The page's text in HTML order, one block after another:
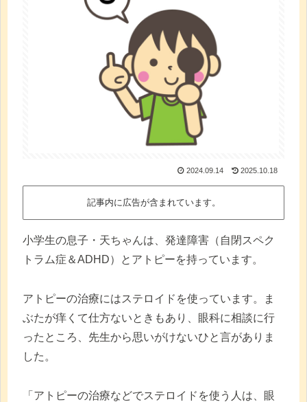
2024.09.14 2025.10.18
記事内に広告が含まれています。
小学生の息子・天ちゃんは、発達障害（自閉スペク
トラム症＆ADHD）とアトピーを持っています。
アトピーの治療にはステロイドを使っています。ま
ぶたが痒くて仕方ないときもあり、眼科に相談に行
ったところ、先生から思いがけないひと言がありま
した。
「アトピーの治療などでステロイドを使う人は、眼